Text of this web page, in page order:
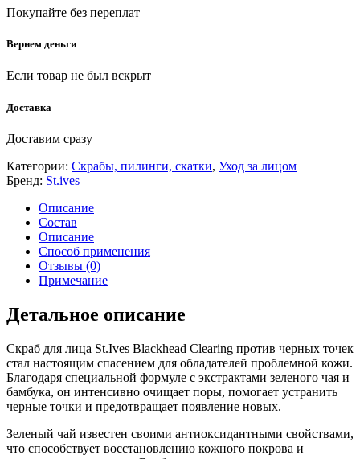
Покупайте без переплат
Вернем деньги
Если товар не был вскрыт
Доставка
Доставим сразу
Категории: Скрабы, пилинги, скатки, Уход за лицом
Бренд: St.ives
Описание
Состав
Описание
Способ применения
Отзывы (0)
Примечание
Детальное описание
Скраб для лица St.Ives Blackhead Clearing против черных точек
стал настоящим спасением для обладателей проблемной кожи.
Благодаря специальной формуле с экстрактами зеленого чая и
бамбука, он интенсивно очищает поры, помогает устранить
черные точки и предотвращает появление новых.
Зеленый чай известен своими антиоксидантными свойствами,
что способствует восстановлению кожного покрова и